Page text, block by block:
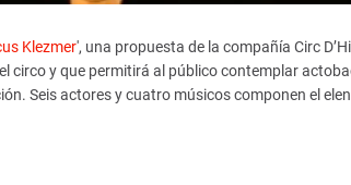
Klezmer', una propuesta de la compañía Circ
circo y que permitirá al público contemplar
Seis actores y cuatro músicos componen el